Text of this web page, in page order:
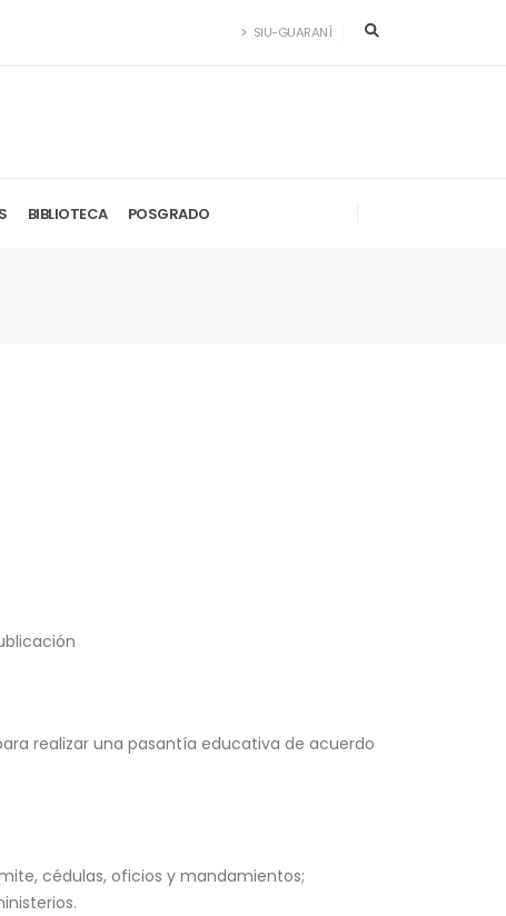
SIU-GUARANÍ
BIBLIOTECA POSGRADO
realizar una pasantía educativa de acuerdo
cédulas, oficios y mandamientos;